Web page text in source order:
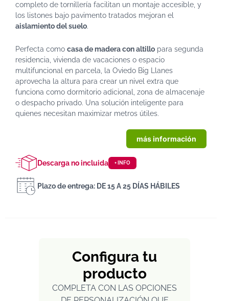
completo de tornillería facilitan un montaje accesible, y
los listones bajo pavimento tratados mejoran el
aislamiento del suelo.
Perfecta como casa de madera con altillo para segunda
residencia, vivienda de vacaciones o espacio
multifuncional en parcela, la Oviedo Big Llanes
aprovecha la altura para crear un nivel extra que
funciona como dormitorio adicional, zona de almacenaje
o despacho privado. Una solución inteligente para
quienes necesitan maximizar metros útiles.
más información
Descarga no incluida + INFO
Plazo de entrega: DE 15 A 25 DÍAS HÁBILES
Configura tu
producto
COMPLETA CON LAS OPCIONES